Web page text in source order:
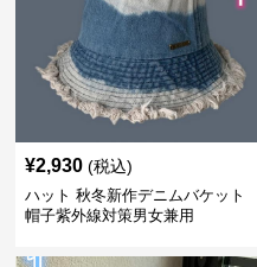
¥2,930 (税込)
ハット 秋冬新作デニムバケット
帽子紫外線対策男女兼用